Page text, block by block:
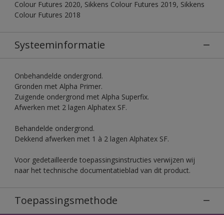
Colour Futures 2020, Sikkens Colour Futures 2019, Sikkens
Colour Futures 2018
Systeeminformatie
Onbehandelde ondergrond.
Gronden met Alpha Primer.
Zuigende ondergrond met Alpha Superfix.
Afwerken met 2 lagen Alphatex SF.
Behandelde ondergrond.
Dekkend afwerken met 1 à 2 lagen Alphatex SF.
Voor gedetailleerde toepassingsinstructies verwijzen wij
naar het technische documentatieblad van dit product.
Toepassingsmethode